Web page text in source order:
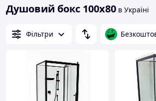
Душовий бокс 100х80 в Україні
Фільтри